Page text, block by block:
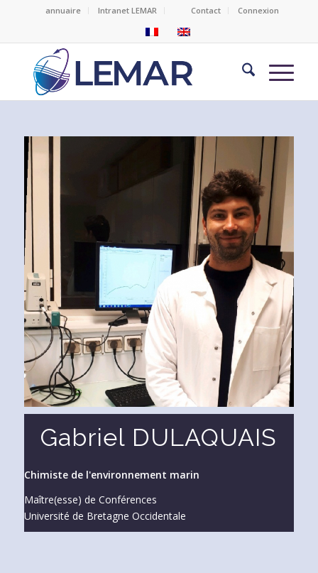
annuaire Intranet LEMAR Contact Connexion
Gabriel DULAQUAIS
Chimiste de l'environnement marin
Maître(esse) de Conférences
Université de Bretagne Occidentale